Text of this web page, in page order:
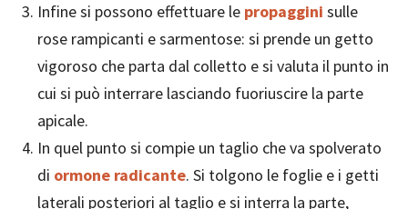
Infine si possono effettuare le propaggini sulle
rose rampicanti e sarmentose: si prende un getto
vigoroso che parta dal colletto e si valuta il punto in
cui si può interrare lasciando fuoriuscire la parte
apicale.
In quel punto si compie un taglio che va spolverato
di ormone radicante. Si tolgono le foglie e i getti
laterali posteriori al taglio e si interra la parte,